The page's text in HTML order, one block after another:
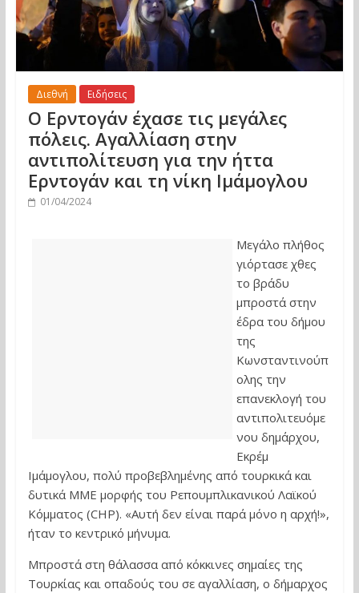
Διεθνή Ειδήσεις
Ο Ερντογάν έχασε τις μεγάλες
πόλεις. Αγαλλίαση στην
αντιπολίτευση για την ήττα
Ερντογάν και τη νίκη Ιμάμογλου
01/04/2024
Μεγάλο πλήθος
γιόρτασε χθες
το βράδυ
μπροστά στην
έδρα του δήμου
της
Κωνσταντινούπ
ολης την
επανεκλογή του
αντιπολιτευόμε
νου δημάρχου,
Εκρέμ
Ιμάμογλου, πολύ προβεβλημένης από τουρκικά και
δυτικά ΜΜΕ μορφής του Ρεπουμπλικανικού Λαϊκού
Κόμματος (CHP). «Αυτή δεν είναι παρά μόνο η αρχή!»,
ήταν το κεντρικό μήνυμα.
Μπροστά στη θάλασσα από κόκκινες σημαίες της
Τουρκίας και οπαδούς του σε αγαλλίαση, ο δήμαρχος